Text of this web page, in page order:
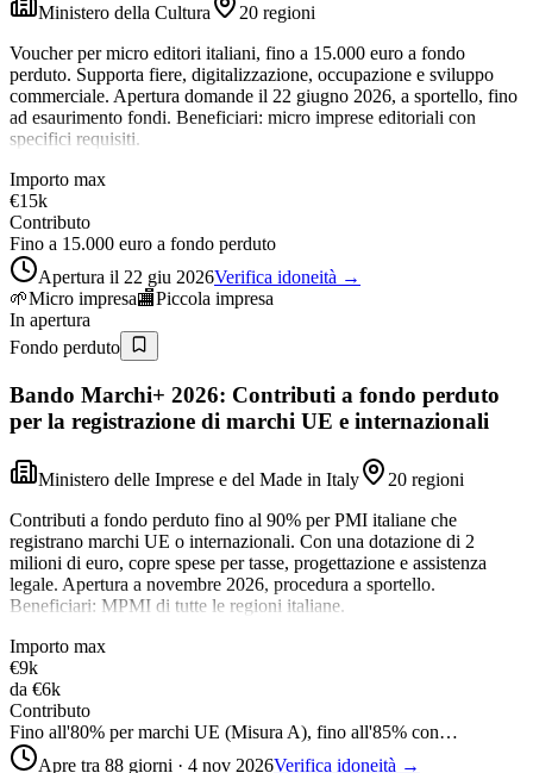
Ministero della Cultura
20 regioni
Voucher per micro editori italiani, fino a 15.000 euro a fondo
perduto. Supporta fiere, digitalizzazione, occupazione e sviluppo
commerciale. Apertura domande il 22 giugno 2026, a sportello, fino
ad esaurimento fondi. Beneficiari: micro imprese editoriali con
specifici requisiti.
Importo max
€15k
Contributo
Fino a 15.000 euro a fondo perduto
Apertura il 22 giu 2026Verifica idoneità →
🌱Micro impresa🏬Piccola impresa
In apertura
Fondo perduto
Bando Marchi+ 2026: Contributi a fondo perduto
per la registrazione di marchi UE e internazionali
Ministero delle Imprese e del Made in Italy
20 regioni
Contributi a fondo perduto fino al 90% per PMI italiane che
registrano marchi UE o internazionali. Con una dotazione di 2
milioni di euro, copre spese per tasse, progettazione e assistenza
legale. Apertura a novembre 2026, procedura a sportello.
Beneficiari: MPMI di tutte le regioni italiane.
Importo max
€9k
da €6k
Contributo
Fino all'80% per marchi UE (Misura A), fino all'85% con…
Apre tra 88 giorni · 4 nov 2026Verifica idoneità →